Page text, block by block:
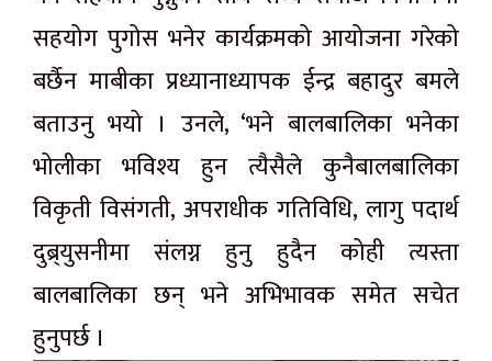
सहयोग पुगोस भनेर कार्यक्रमको आयोजना गरेको
बर्छैन माबीका प्रध्यानाध्यापक ईन्द्र बहादुर बमले
बताउनु भयो । उनले, ‘भने बालबालिका भनेका
भोलीका भविश्य हुन त्यैसैले कुनैबालबालिका
विकृती विसंगती, अपराधीक गतिविधि, लागु पदार्थ
दुब्र्युसनीमा संलग्न हुनु हुदैन कोही त्यस्ता
बालबालिका छन् भने अभिभावक समेत सचेत
हुनुपर्छ ।